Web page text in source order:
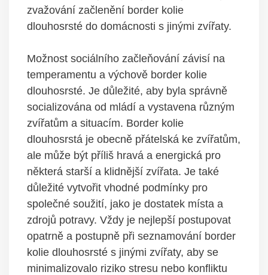
zvažování začlenění border kolie
dlouhosrsté do domácnosti s jinými zvířaty.
Možnost sociálního začleňování závisí na
temperamentu a výchově border kolie
dlouhosrsté. Je důležité, aby byla správně
socializována od mládí a vystavena různým
zvířatům a situacím. Border kolie
dlouhosrstá je obecně přátelská ke zvířatům,
ale může být příliš hravá a energická pro
některá starší a klidnější zvířata. Je také
důležité vytvořit vhodné podmínky pro
společné soužití, jako je dostatek místa a
zdrojů potravy. Vždy je nejlepší postupovat
opatrně a postupně při seznamování border
kolie dlouhosrsté s jinými zvířaty, aby se
minimalizovalo riziko stresu nebo konfliktu